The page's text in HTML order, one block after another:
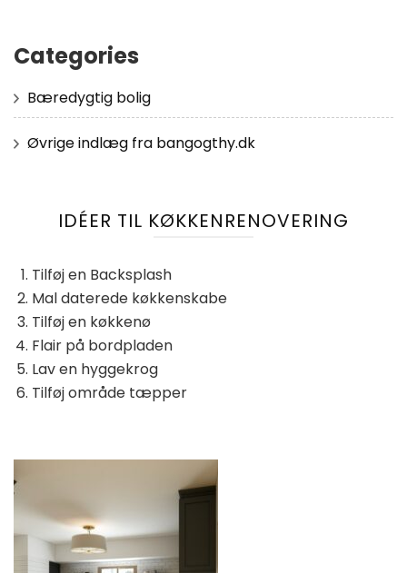
Categories
Bæredygtig bolig
Øvrige indlæg fra bangogthy.dk
IDÉER TIL KØKKENRENOVERING
Tilføj en Backsplash
Mal daterede køkkenskabe
Tilføj en køkkenø
Flair på bordpladen
Lav en hyggekrog
Tilføj område tæpper